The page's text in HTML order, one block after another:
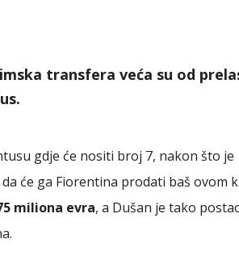
transfera veća su od
gdje će nositi broj 7, nakon što je
će ga Fiorentina prodati baš ovom
miliona evra, a Dušan je tako